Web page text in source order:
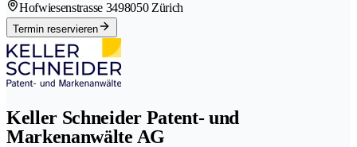
Hofwiesenstrasse 3498050 Zürich
Termin reservieren
Keller Schneider Patent- und
Markenanwälte AG